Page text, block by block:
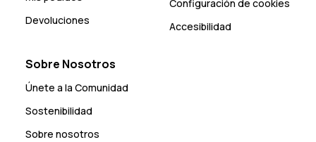
Devoluciones
Configuración de cookies
Accesibilidad
Sobre Nosotros
Únete a la Comunidad
Sostenibilidad
Sobre nosotros